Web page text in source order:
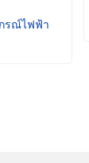
รณ์ไฟฟ้า